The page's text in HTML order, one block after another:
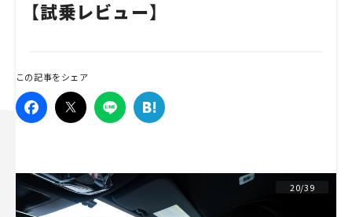
【試乗レビュー】
この記事をシェア
20/39
Campaign
人気のハッシュタグ
スズキ ジムニー｜Suzuki Jimny